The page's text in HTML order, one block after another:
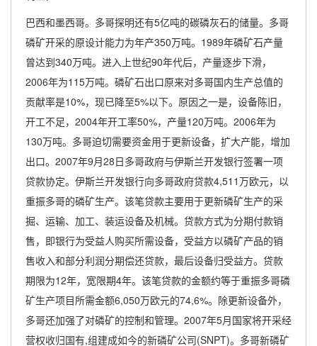
巴西和墨西哥。多哥探明还有5亿吨的碳磷灰石的储量。多哥
磷矿开采的原设计能力为年产350万吨。1989年磷矿石产量
曾达到340万吨。进入上世纪90年代后，产量逐步下滑，
2006年为115万吨。磷矿石出口原来对多哥国内生产总值的
贡献率是10%，现已降至5%以下。原因之一是，设备陈旧，
开工不足，2004年开工率50%，产量120万吨。2006年为
130万吨。多哥迫切需要资金用于更新设备，扩大产能，增加
出口。2007年9月28日多哥政府与伊斯兰开发银行签署一项
贷款协定。伊斯兰开发银行向多哥政府贷款4,511万欧元，以
重振多哥的磷矿生产。该笔贷款主要用于更新磷矿生产的采
掘、运输、加工、装运设备及机械。贷款方式为分期付款销
售，即银行为受益人购买所需设备，受益方以磷矿产品的销
售收入和部分利润分期偿还贷款，最后设备归受益方。贷款
期限为12年，宽限期4年。该笔贷款的金额约等于重振多哥磷
矿生产项目所需金额6,050万欧元的74,6%。除更新设备外，
多哥还加强了对磷矿的控制和管理。2007年5月国家将开采经
营权收归国有,组建成如今的新磷矿公司(SNPT)。多哥新磷矿